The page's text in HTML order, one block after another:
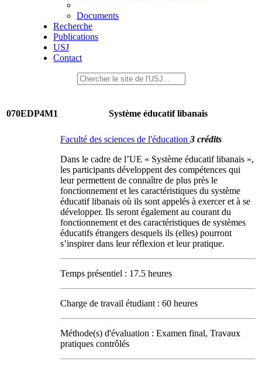
Documents
Recherche
Publications
USJ
Contact
070EDP4M1 Système éducatif libanais
Faculté des sciences de l'éducation 3 crédits
Dans le cadre de l’UE « Système éducatif libanais »,
les participants développent des compétences qui
leur permettent de connaître de plus près le
fonctionnement et les caractéristiques du système
éducatif libanais où ils sont appelés à exercer et à se
développer. Ils seront également au courant du
fonctionnement et des caractéristiques de systèmes
éducatifs étrangers desquels ils (elles) pourront
s’inspirer dans leur réflexion et leur pratique.
Temps présentiel : 17.5 heures
Charge de travail étudiant : 60 heures
Méthode(s) d'évaluation : Examen final, Travaux
pratiques contrôlés